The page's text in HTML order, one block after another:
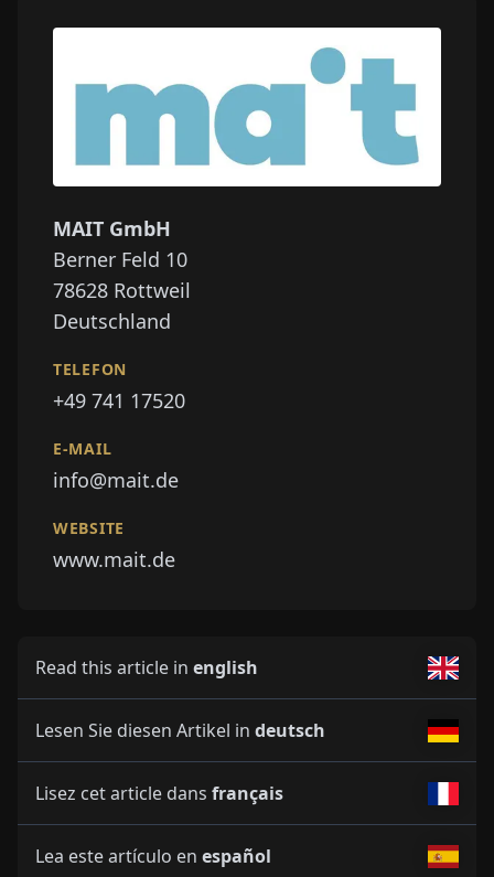
MAIT GmbH
Berner Feld 10
78628 Rottweil
Deutschland
TELEFON
+49 741 17520
E-MAIL
info@mait.de
WEBSITE
www.mait.de
Read this article in english
Lesen Sie diesen Artikel in deutsch
Lisez cet article dans français
Lea este artículo en español